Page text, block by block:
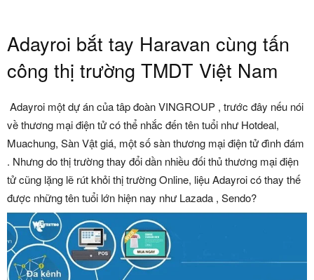
Adayroi bắt tay Haravan cùng tấn
công thị trường TMDT Việt Nam
Adayroi một dự án của tâp đoàn VINGROUP , trước đây nếu nói
về thương mại điện tử có thể nhắc đến tên tuổi như Hotdeal,
Muachung, Sàn Vật giá, một số sàn thương mại điện tử đình đám
. Nhưng do thị trường thay đổi dần nhiều đối thủ thương mại điện
tử cũng lặng lẽ rút khỏi thị trường Online, liệu Adayroi có thay thế
được những tên tuổi lớn hiện nay như Lazada , Sendo?